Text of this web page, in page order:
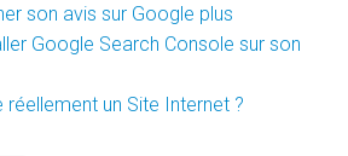
son avis sur Google plus
Google Search Console sur son
un Site Internet ?